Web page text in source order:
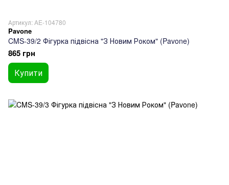
Артикул: AE-104780
Pavone
CMS-39/2 Фігурка підвісна "З Новим Роком" (Pavone)
865 грн
Купити